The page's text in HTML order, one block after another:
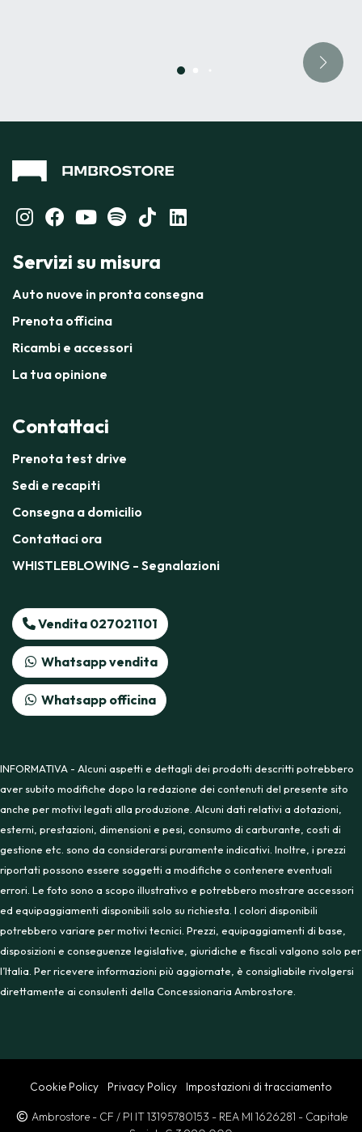
Servizi su misura
Auto nuove in pronta consegna
Prenota officina
Ricambi e accessori
La tua opinione
Contattaci
Prenota test drive
Sedi e recapiti
Consegna a domicilio
Contattaci ora
WHISTLEBLOWING - Segnalazioni
Vendita 027021101
Whatsapp vendita
Whatsapp officina
INFORMATIVA - Alcuni aspetti e dettagli dei prodotti descritti potrebbero
aver subito modifiche dopo la redazione dei contenuti del presente sito
anche per motivi legati alla produzione. Alcuni dati relativi a dotazioni,
esterni, prestazioni, dimensioni e pesi, consumo di carburante, costi di
gestione etc. sono da considerarsi puramente indicativi. Inoltre, i prezzi
riportati possono essere soggetti a modifiche o contenere eventuali
errori. Le foto sono a scopo illustrativo e potrebbero mostrare accessori
ed equipaggiamenti disponibili solo su richiesta. I colori disponibili
potrebbero variare per motivi tecnici. Prezzi, equipaggiamenti di base,
disposizioni e conseguenze legislative, giuridiche e fiscali valgono solo per
l’Italia. Per ricevere informazioni più aggiornate, è consigliabile rivolgersi
direttamente ai consulenti della Concessionaria Ambrostore.
Cookie Policy Privacy Policy Impostazioni di tracciamento
Ambrostore - CF / PI IT 13195780153 - REA MI 1626281 - Capitale